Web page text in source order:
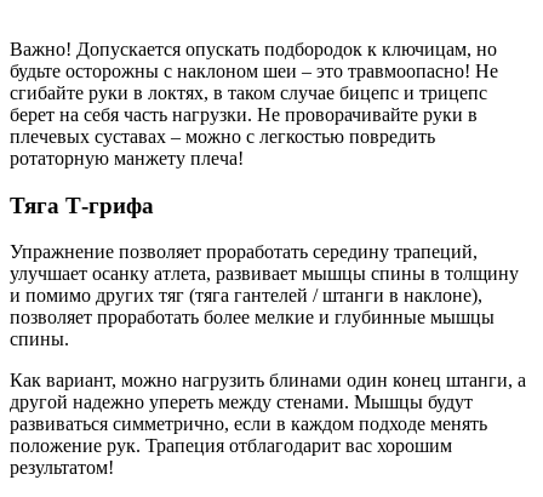
Важно! Допускается опускать подбородок к ключицам, но
будьте осторожны с наклоном шеи – это травмоопасно! Не
сгибайте руки в локтях, в таком случае бицепс и трицепс
берет на себя часть нагрузки. Не проворачивайте руки в
плечевых суставах – можно с легкостью повредить
ротаторную манжету плеча!
Тяга Т-грифа
Упражнение позволяет проработать середину трапеций,
улучшает осанку атлета, развивает мышцы спины в толщину
и помимо других тяг (тяга гантелей / штанги в наклоне),
позволяет проработать более мелкие и глубинные мышцы
спины.
Как вариант, можно нагрузить блинами один конец штанги, а
другой надежно упереть между стенами. Мышцы будут
развиваться симметрично, если в каждом подходе менять
положение рук. Трапеция отблагодарит вас хорошим
результатом!